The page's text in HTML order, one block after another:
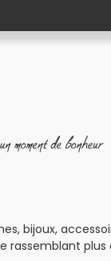
bijoux,
rassemblant plus